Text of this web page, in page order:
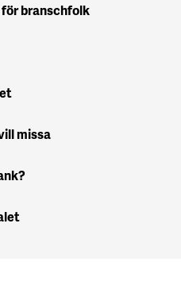
för branschfolk
missa